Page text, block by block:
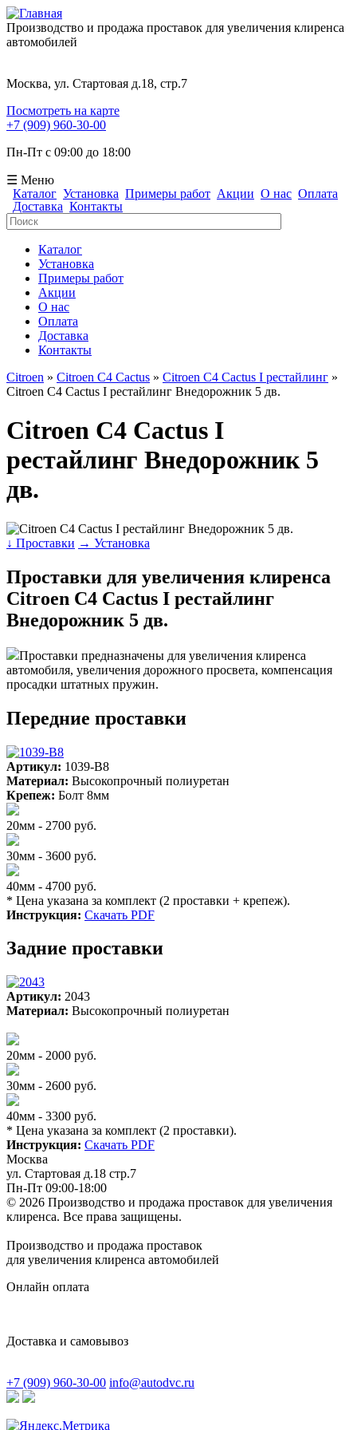
Производство и продажа проставок для увеличения клиренса
автомобилей
Москва, ул. Стартовая д.18, стр.7
Посмотреть на карте
+7 (909) 960-30-00
Пн-Пт с 09:00 до 18:00
☰ Меню
Каталог Установка Примеры работ Акции О нас Оплата
Доставка Контакты
Поиск
Каталог
Установка
Примеры работ
Акции
О нас
Оплата
Доставка
Контакты
Citroen » Citroen C4 Cactus » Citroen C4 Cactus I рестайлинг »
Citroen C4 Cactus I рестайлинг Внедорожник 5 дв.
Citroen C4 Cactus I
рестайлинг Внедорожник 5
дв.
↓ Проставки → Установка
Проставки для увеличения клиренса
Citroen C4 Cactus I рестайлинг
Внедорожник 5 дв.
Проставки предназначены для увеличения клиренса
автомобиля, увеличения дорожного просвета, компенсация
просадки штатных пружин.
Передние проставки
Артикул: 1039-B8
Материал: Высокопрочный полиуретан
Крепеж: Болт 8мм
20мм - 2700 руб.
30мм - 3600 руб.
40мм - 4700 руб.
* Цена указана за комплект (2 проставки + крепеж).
Инструкция: Скачать PDF
Задние проставки
Артикул: 2043
Материал: Высокопрочный полиуретан
20мм - 2000 руб.
30мм - 2600 руб.
40мм - 3300 руб.
* Цена указана за комплект (2 проставки).
Инструкция: Скачать PDF
Москва
ул. Стартовая д.18 стр.7
Пн-Пт 09:00-18:00
© 2026 Производство и продажа проставок для увеличения
клиренса. Все права защищены.
Производство и продажа проставок
для увеличения клиренса автомобилей
Онлайн оплата
Доставка и самовывоз
+7 (909) 960-30-00 info@autodvc.ru